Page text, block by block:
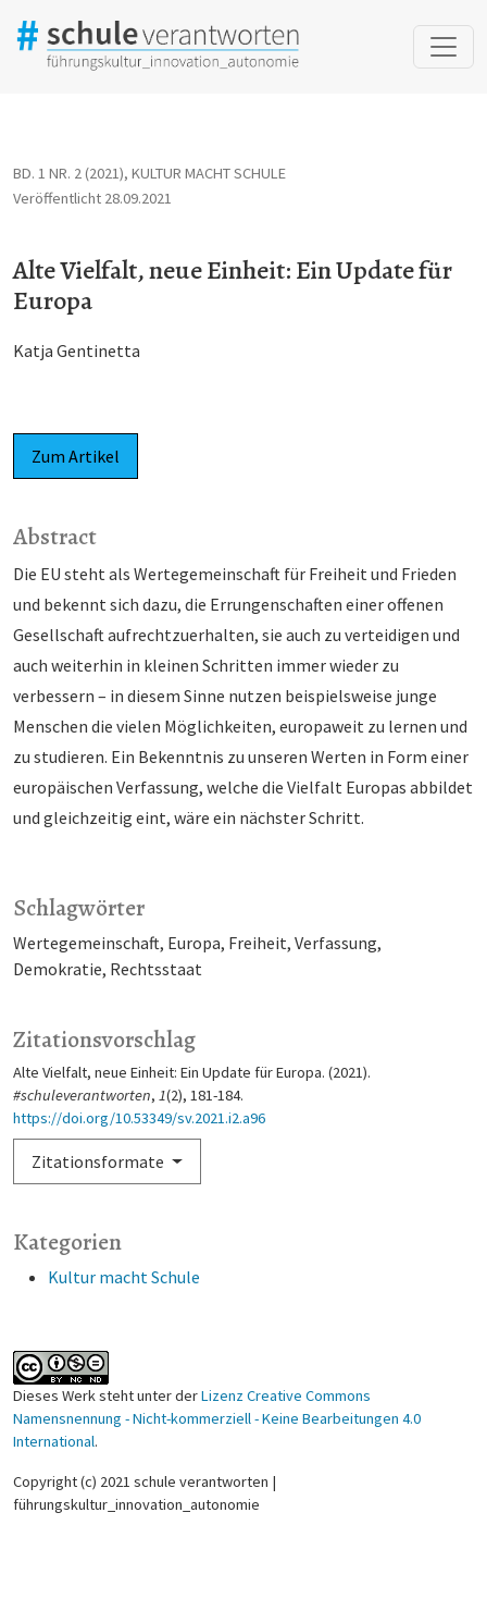
BD. 1 NR. 2 (2021), KULTUR MACHT SCHULE
Alte Vielfalt, neue Einheit: Ein Update für
Europa
Veröffentlicht 28.09.2021
Katja Gentinetta
Zum Artikel
Schlagwörter
Wertegemeinschaft Europa Freiheit Verfassung
Demokratie Rechtsstaat
Kategorien
Kultur macht Schule
Zitationsvorschlag
Alte Vielfalt, neue Einheit: Ein Update für Europa. (2021).
#schuleverantworten, 1(2), 181-184.
https://doi.org/10.53349/sv.2021.i2.a96
Zitationsformate
Abstract
Die EU steht als Wertegemeinschaft für Freiheit und Frieden
und bekennt sich dazu, die Errungen­schaften einer offenen
Gesellschaft aufrechtzuerhalten, sie auch zu verteidigen und
auch weiterhin in kleinen Schritten immer wieder zu
verbessern – in diesem Sinne nutzen beispielsweise junge
Men­schen die vielen Möglichkeiten, europaweit zu lernen und
zu studieren. Ein Bekenntnis zu unseren Werten in Form einer
europäischen Verfassung, welche die Vielfalt Europas abbildet
und gleichzeitig eint, wäre ein nächster Schritt.
Dieses Werk steht unter derLizenz Creative Commons
Namensnennung - Nicht-kommerziell - Keine Bearbeitungen 4.0
International.
Copyright (c) 2021 schule verantworten |
führungskultur_innovation_autonomie